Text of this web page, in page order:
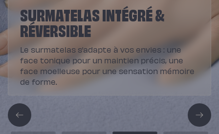
SURMATELAS INTÉGRÉ &
RÉVERSIBLE
Le surmatelas s’adapte à vos envies : une
face tonique pour un maintien précis, une
face moelleuse pour une sensation mémoire
de forme.